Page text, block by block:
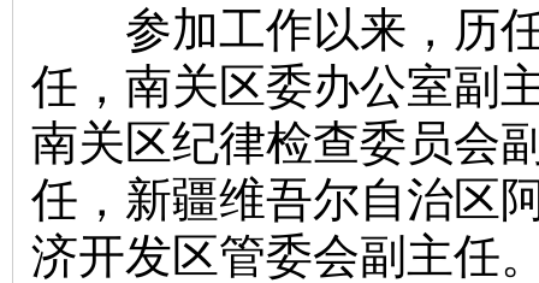
参加工作以来，历任
任，南关区委办公室副
南关区纪律检查委员会
任，新疆维吾尔自治区
济开发区管委会副主任